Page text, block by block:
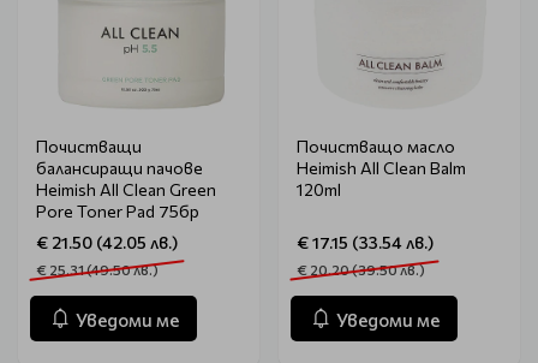
Почистващи
балансиращи пачове
Heimish All Clean Green
Pore Toner Pad 75бр
€ 21.50 (42.05 лв.)
€ 25.31 (49.50 лв.)
Уведоми ме
Почистващо масло
Heimish Аll Clean Balm
120ml
€ 17.15 (33.54 лв.)
€ 20.20 (39.50 лв.)
Уведоми ме